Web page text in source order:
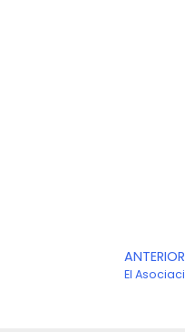
Ant
ANTERIOR